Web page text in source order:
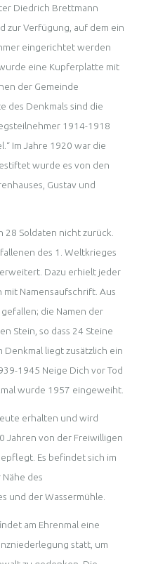
Diedrich Brettmann
zur Verfügung, auf dem ein
eingerichtet werden
eine Kupferplatte mit
der Gemeinde
des Denkmals sind die
1914-1918
Im Jahre 1920 war die
wurde es von den
Gustav und
28 Soldaten nicht zurück.
des 1. Weltkrieges
Dazu erhielt jeder
Namensaufschrift. Aus
die Namen der
Stein, so dass 24 Steine
Denkmal liegt zusätzlich ein
1945 Neige Dich vor Tod
wurde 1957 eingeweiht.
erhalten und wird
Jahren von der Freiwilligen
Es befindet sich im
des
und der Wassermühle.
am Ehrenmal eine
statt, um